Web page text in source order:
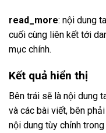
read_more: nội dung
cuối cùng liên kết tới
mục chính.
Kết quả hiển thị
Bên trái sẽ là nội dung
và các bài viết, bên
nội dung tùy chỉnh trong